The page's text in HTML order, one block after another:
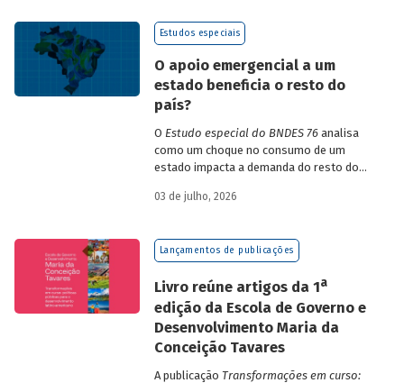
ainda os microdados da Pnad Contínua
para analisar a evolução da renda dos
Estudos especiais
O apoio emergencial a um
estado beneficia o resto do
país?
O Estudo especial do BNDES 76analisa
como um choque no consumo de um
estado impacta a demanda do resto do
Grande do Sul.
03 de julho, 2026
Lançamentos de publicações
Livro reúne artigos da 1a
edição da Escola de Governo e
Desenvolvimento Maria da
Conceição Tavares
A publicação Transformações em curso: